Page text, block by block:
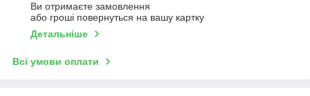
Ви отримаєте замовлення
або гроші повернуться на вашу картку
Детальніше
Всі умови оплати